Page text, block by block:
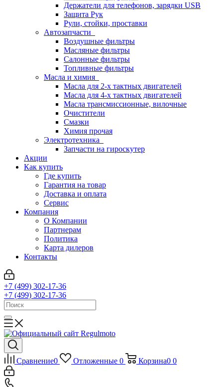
Держатели для телефонов, зарядки USB
Защита Рук
Рули, стойки, проставки
Автозапчасти
Воздушные фильтры
Масляные фильтры
Салонные фильтры
Топливные фильтры
Масла и химия
Масла для 2-х тактных двигателей
Масла для 4-х тактных двигателей
Масла трансмиссионные, вилочные
Очистители
Смазки
Химия прочая
Электротехника
Запчасти на гироскутер
Акции
Как купить
Где купить
Гарантия на товар
Доставка и оплата
Сервис
Компания
О Компании
Партнерам
Политика
Карта дилеров
Контакты
+7 (499) 302-17-36
+7 (499) 302-17-36
Сравнение0 Отложенные 0 Корзина0 0